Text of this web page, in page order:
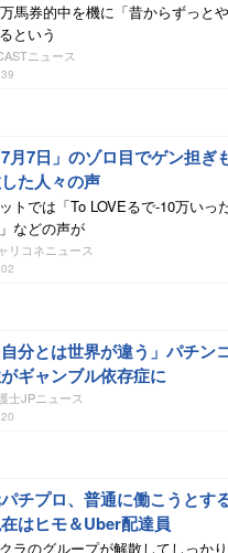
馬券的中を機に「昔からずっと
という
ニュース
7月7日」のゾロ目でゲン担
た人々の声
トでは「To LOVEるで-10万いっ
などの声が
リコネニュース
自分とは世界が違う」パチン
ギャンブル依存症に
士JPニュース
チプロ、普通に働こうとす
はヒモ＆Uber配達員
ラのグループが解散してしっか